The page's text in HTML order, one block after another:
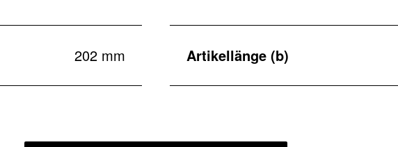
202 mm Artikellänge (b)